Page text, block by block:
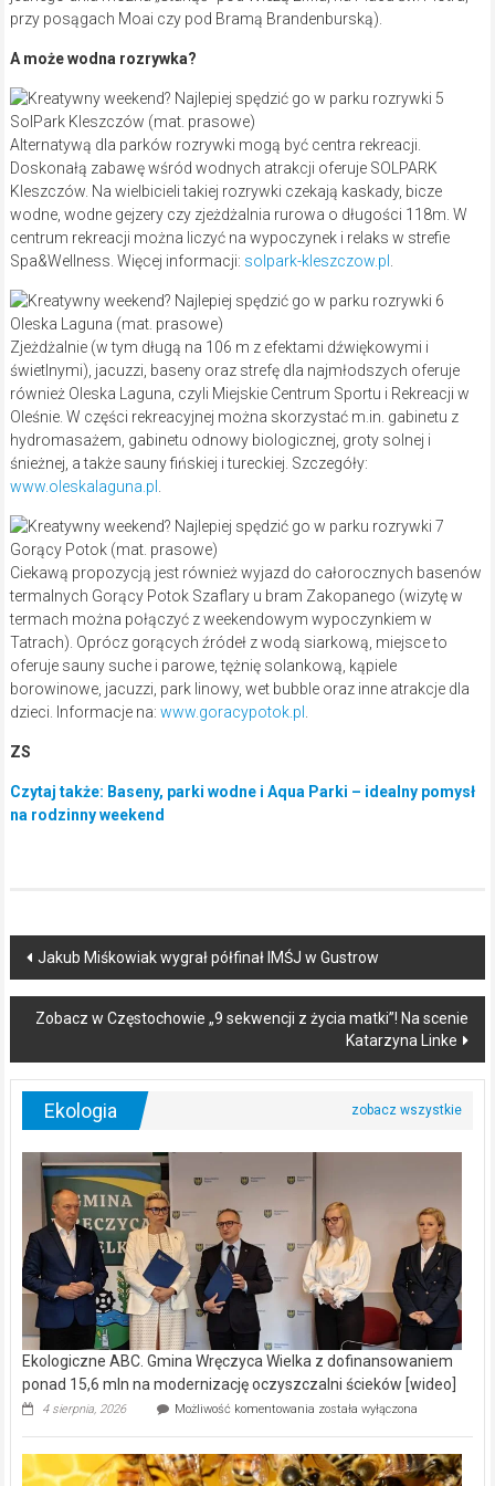
przy posągach Moai czy pod Bramą Brandenburską).
A może wodna rozrywka?
SolPark Kleszczów (mat. prasowe)
Alternatywą dla parków rozrywki mogą być centra rekreacji.
Doskonałą zabawę wśród wodnych atrakcji oferuje SOLPARK
Kleszczów. Na wielbicieli takiej rozrywki czekają kaskady, bicze
wodne, wodne gejzery czy zjeżdżalnia rurowa o długości 118m. W
centrum rekreacji można liczyć na wypoczynek i relaks w strefie
Spa&Wellness. Więcej informacji: solpark-kleszczow.pl
Oleska Laguna (mat. prasowe)
Zjeżdżalnie (w tym długą na 106 m z efektami dźwiękowymi i
świetlnymi), jacuzzi, baseny oraz strefę dla najmłodszych oferuje
również Oleska Laguna, czyli Miejskie Centrum Sportu i Rekreacji w
Oleśnie. W części rekreacyjnej można skorzystać m.in. gabinetu z
hydromasażem, gabinetu odnowy biologicznej, groty solnej i
śnieżnej, a także sauny fińskiej i tureckiej. Szczegóły:
www.oleskalaguna.pl
Gorący Potok (mat. prasowe)
Ciekawą propozycją jest również wyjazd do całorocznych basenów
termalnych Gorący Potok Szaflary u bram Zakopanego (wizytę w
termach można połączyć z weekendowym wypoczynkiem w
Tatrach). Oprócz gorących źródeł z wodą siarkową, miejsce to
oferuje sauny suche i parowe, tężnię solankową, kąpiele
borowinowe, jacuzzi, park linowy, wet bubble oraz inne atrakcje dla
dzieci. Informacje na: www.goracypotok.pl
ZS
Czytaj także: Baseny, parki wodne i Aqua Parki – idealny pomysł
na rodzinny weekend
Post
navigation
Jakub Miśkowiak wygrał półfinał IMŚJ w Gustrow
Zobacz w Częstochowie „9 sekwencji z życia matki”! Na scenie
Katarzyna Linke
Ekologia
Ekologiczne ABC. Gmina Wręczyca Wielka z dofinansowaniem
ponad 15,6 mln na modernizację oczyszczalni ścieków [wideo]
4 sierpnia, 2026 Możliwość komentowania Ekologiczne
Wręczyca
Wielka
została wyłączona